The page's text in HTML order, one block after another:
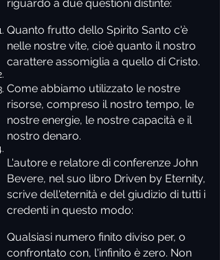
riguardo a due questioni distinte:
Quanto frutto dello Spirito Santo c'è
nelle nostre vite, cioè quanto il nostro
carattere assomiglia a quello di Cristo.
Come abbiamo utilizzato le nostre
risorse, compreso il nostro tempo, le
nostre energie, le nostre capacità e il
nostro denaro.
L'autore e relatore di conferenze John
Bevere, nel suo libro Driven by Eternity,
scrive dell'eternità e del giudizio di tutti i
credenti in questo modo:
Qualsiasi numero finito diviso per, o
confrontato con, l'infinito è zero. Non